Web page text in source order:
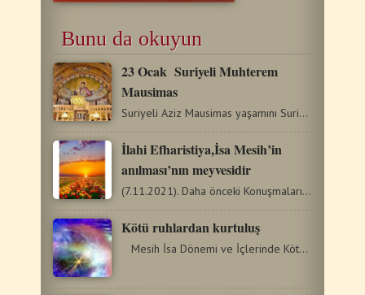
Bunu da okuyun
23 Ocak Suriyeli Muhterem
Mausimas
Suriyeli Aziz Mausimas yaşamını Suriye’de Kirros şehri…
İlahi Efharistiya,İsa Mesih’in
anılması’nın meyvesidir
(7.11.2021). Daha önceki Konuşmalarımızda, Rabbimiz İsa…
Kötü ruhlardan kurtuluş
Mesih İsa Dönemi ve İçlerinde Kötü Ruhları Taşıyanlar:…